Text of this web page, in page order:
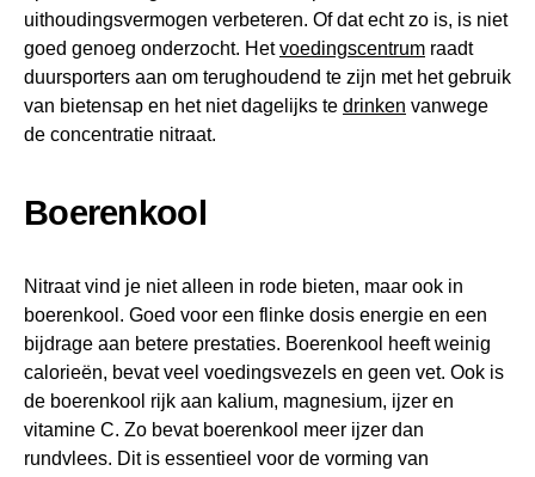
uithoudingsvermogen verbeteren. Of dat echt zo is, is niet
goed genoeg onderzocht. Hetvoedingscentrum raadt
duursporters aan om terughoudend te zijn met het gebruik
van bietensap en het niet dagelijks te drinken vanwege
de concentratie nitraat.
Boerenkool
Nitraat vind je niet alleen in rode bieten, maar ook in
boerenkool. Goed voor een flinke dosis energie en een
bijdrage aan betere prestaties. Boerenkool heeft weinig
calorieën, bevat veel voedingsvezels en geen vet. Ook is
de boerenkool rijk aan kalium, magnesium, ijzer en
vitamine C. Zo bevat boerenkool meer ijzer dan
rundvlees. Dit is essentieel voor de vorming van